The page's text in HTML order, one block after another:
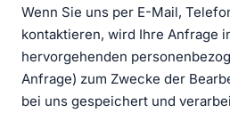
Wenn Sie uns per E-Mail,
kontaktieren, wird Ihre Anfrage
hervorgehenden
Anfrage) zum Zwecke der
bei uns gespeichert und